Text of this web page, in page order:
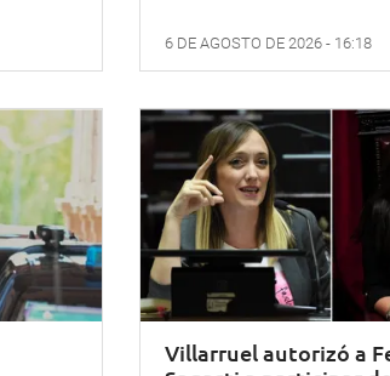
6 DE AGOSTO DE 2026 - 16:18
Villarruel autorizó a